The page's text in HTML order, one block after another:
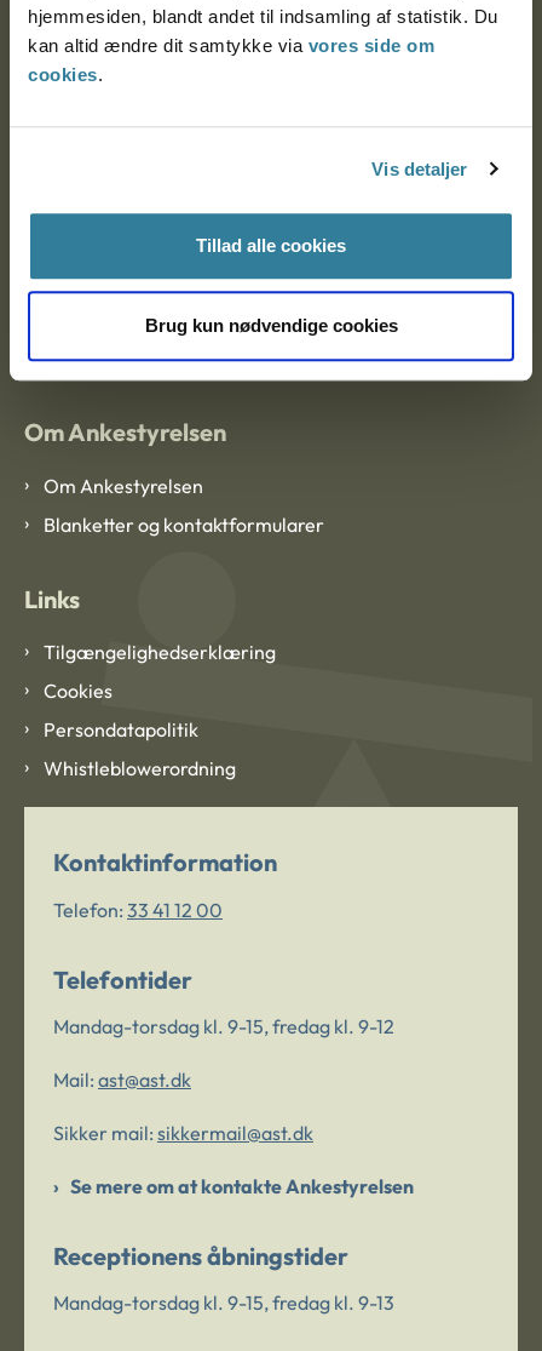
hjemmesiden, blandt andet til indsamling af statistik. Du
kan altid ændre dit samtykke via vores side om
cookies.
Vis detaljer
Tillad alle cookies
Brug kun nødvendige cookies
Nytorv 7, 2. sal
9000 Aalborg
Ankestyrelsen København
CVR: 1007 4002
Om Ankestyrelsen
Om Ankestyrelsen
Blanketter og kontaktformularer
Links
Tilgængelighedserklæring
Cookies
Persondatapolitik
Whistleblowerordning
Kontaktinformation
Telefon: 33 41 12 00
Telefontider
Mandag-torsdag kl. 9-15, fredag kl. 9-12
Mail: ast@ast.dk
Sikker mail: sikkermail@ast.dk
Se mere om at kontakte Ankestyrelsen
Receptionens åbningstider
Mandag-torsdag kl. 9-15, fredag kl. 9-13